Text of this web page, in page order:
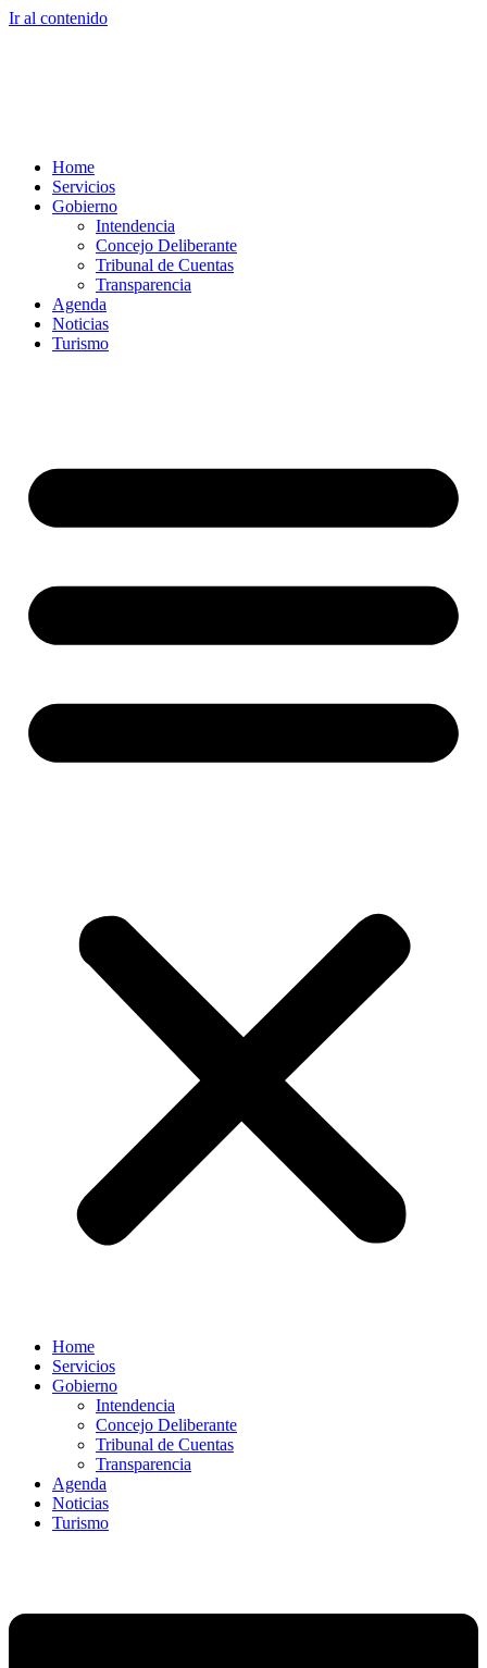
Ir al contenido
Home
Servicios
Gobierno
Intendencia
Concejo Deliberante
Tribunal de Cuentas
Transparencia
Agenda
Noticias
Turismo
Home
Servicios
Gobierno
Intendencia
Concejo Deliberante
Tribunal de Cuentas
Transparencia
Agenda
Noticias
Turismo